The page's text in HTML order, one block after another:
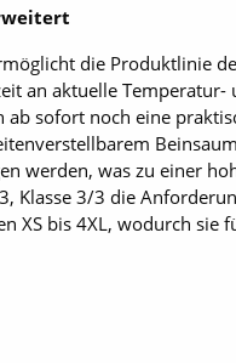
die Produktlinie
an aktuelle
ab sofort noch eine
werden, was zu einer
Klasse 3/3 die
XS bis 4XL, wodurch